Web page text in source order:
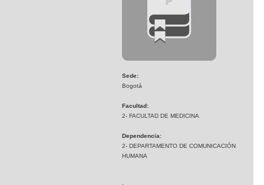
Sede:
Bogotá
Facultad:
2- FACULTAD DE MEDICINA
Dependencia:
2- DEPARTAMENTO DE COMUNICACIÓN
HUMANA